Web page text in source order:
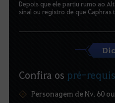
Depois que ele partiu rumo ao
sinal ou registro de que Caphras
Confira os pré-
Personagem de Nv. 60